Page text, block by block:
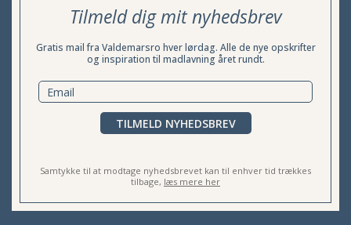
Tilmeld dig mit nyhedsbrev
Gratis mail fra Valdemarsro hver lørdag. Alle de nye opskrifter
og inspiration til madlavning året rundt.
TILMELD NYHEDSBREV
Samtykke til at modtage nyhedsbrevet kan til enhver tid trækkes
tilbage, læs mere her